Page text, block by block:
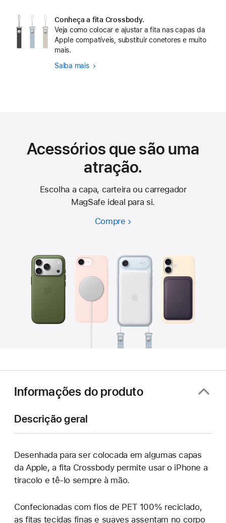
Conheça a fita Crossbody.
Veja como colocar e ajustar a fita nas capas da
Apple compatíveis, substituir conetores e muito
mais.
Saiba mais
Acessórios que são uma
atração.
Escolha a capa, carteira ou carregador
MagSafe ideal para si.
Compre
Informações do produto
Descrição geral
Desenhada para ser colocada em algumas capas
da Apple, a fita Crossbody permite usar o iPhone a
tiracolo e tê‑lo sempre à mão.
Confecionadas com fios de PET 100% reciclado,
as fitas tecidas finas e suaves assentam no corpo